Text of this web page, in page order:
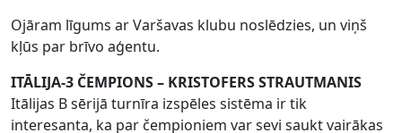
Ojāram līgums ar Varšavas klubu noslēdzies, un viņš
kļūs par brīvo aģentu.
ITĀLIJA-3 ČEMPIONS – KRISTOFERS STRAUTMANIS
Itālijas B sērijā turnīra izspēles sistēma ir tik
interesanta, ka par čempioniem var sevi saukt vairākas